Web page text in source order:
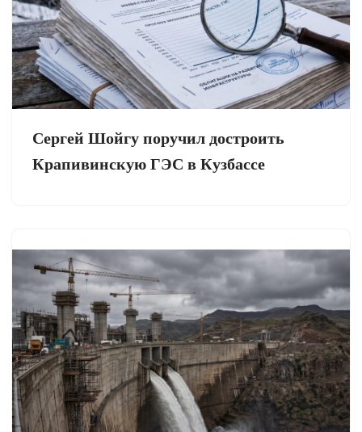
Сергей Шойгу поручил достроить
Крапивинскую ГЭС в Кузбассе